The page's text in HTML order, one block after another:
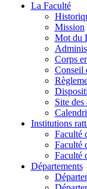
La Faculté
Mission
Mot du
Corps
Conseil
Site des
Institutions
Faculté
Faculté
Faculté
Départements